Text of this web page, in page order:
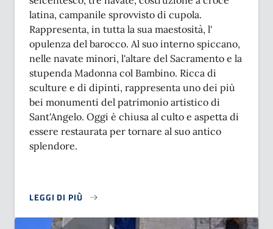
latina, campanile sprovvisto di cupola.
Rappresenta, in tutta la sua maestosità, l'
opulenza del barocco. Al suo interno spiccano,
nelle navate minori, l'altare del Sacramento e la
stupenda Madonna col Bambino. Ricca di
sculture e di dipinti, rappresenta uno dei più
bei monumenti del patrimonio artistico di
Sant'Angelo. Oggi è chiusa al culto e aspetta di
essere restaurata per tornare al suo antico
splendore.
LEGGI DI PIÙ
SU CHIESA DEI SANTI FILIPPO E GIACOMO